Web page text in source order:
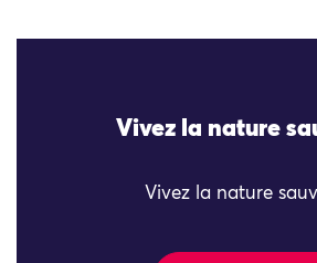
Vivez la nature
Vivez la nature